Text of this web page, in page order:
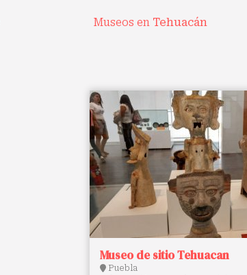
Museos en Tehuacán
Museo de sitio Tehuacan
Puebla